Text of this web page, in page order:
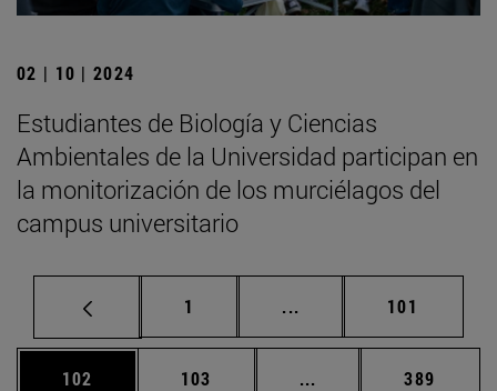
02 | 10 | 2024
Estudiantes de Biología y Ciencias
Ambientales de la Universidad participan en
la monitorización de los murciélagos del
campus universitario
Página
1 ... Páginas intermedias
Página
101
Página
102 Página
103 ... Páginas intermedias
Página
389